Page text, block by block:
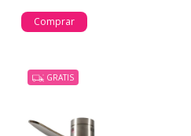
Comprar
GRATIS